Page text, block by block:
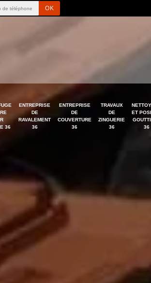
36
ENTREPRISE
DE
RAVALEMENT
36
ENTREPRISE
DE
COUVERTURE
36
TRAVAUX
DE
ZINGUERIE
36
ET
36